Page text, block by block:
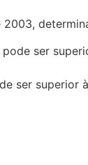
2003,
ser
ser superior